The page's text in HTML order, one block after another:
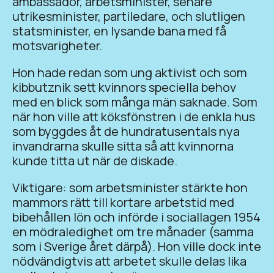
utrikesminister, partiledare, och slutligen
statsminister, en lysande bana med få
motsvarigheter.
Hon hade redan som ung aktivist och som
kibbutznik sett kvinnors speciella behov
med en blick som många män saknade. Som
när hon ville att köksfönstren i de enkla hus
som byggdes åt de hundratusentals nya
invandrarna skulle sitta så att kvinnorna
kunde titta ut när de diskade.
Viktigare: som arbetsminister stärkte hon
mammors rätt till kortare arbetstid med
bibehållen lön och införde i sociallagen 1954
en mödraledighet om tre månader (samma
som i Sverige året därpå). Hon ville dock inte
nödvändigtvis att arbetet skulle delas lika